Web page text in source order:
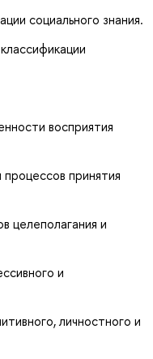
социального знания.
восприятия
принятия
целеполагания и
и
личностного и